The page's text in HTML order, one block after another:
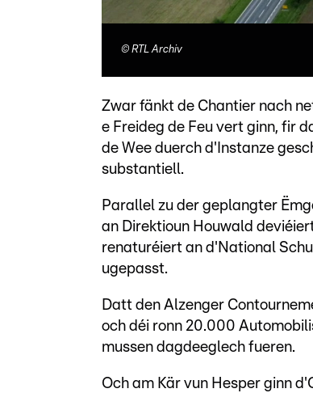
© RTL Archiv
Zwar fänkt de Chantier nach
e Freideg de Feu vert ginn, fir
de Wee duerch d'Instanze
substantiell.
Parallel zu der geplangter
an Direktioun Houwald
renaturéiert an d'National
ugepasst.
Datt den Alzenger
och déi ronn 20.000
mussen dagdeeglech fueren.
Och am Kär vun Hesper ginn